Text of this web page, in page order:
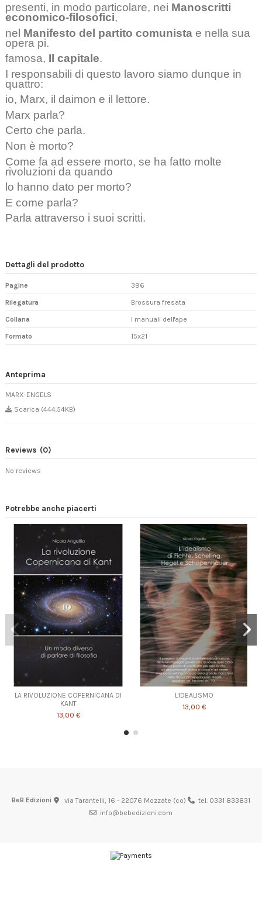
presenti, in modo particolare, nei Manoscritti
economico-filosofici,
nel Manifesto del partito comunista e nella sua
opera pi.
famosa, Il capitale.
I responsabili di questo lavoro siamo dunque in
quattro:
io, Marx, il daimon e il lettore.
Marx parla?
Certo che parla.
Non è morto?
Come fa ad essere morto, se ha fatto molte
rivoluzioni da quando
lo hanno dato per morto?
E come parla?
Parla attraverso i suoi scritti.
Dettagli del prodotto
Pagine 396
Rilegatura Brossura fresata
Collana I manuali dell'ape
Formato 15x21
Anteprima
MARX-ENGELS
Scarica (444.54KB)
Reviews (0)
No reviews
Potrebbe anche piacerti
LA RIVOLUZIONE COPERNICANA DI
KANT
13,00 €
L'IDEALISMO
13,00 €
BeB Edizioni via Tarantelli, 16 - 22076 Mozzate (co)
tel. 0331 833831
info@bebedizioni.com